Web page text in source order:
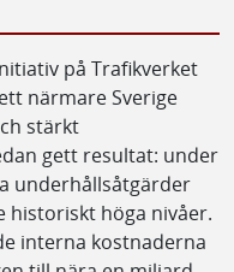
på Trafikverket
närmare Sverige
stärkt
gett resultat: under
underhållsåtgärder
historiskt höga nivåer.
interna kostnaderna